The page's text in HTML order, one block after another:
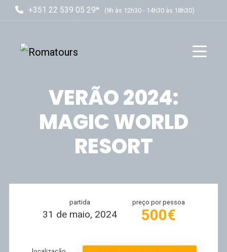
+351 22 539 05 29* (9h às 12h30 - 14h30 às 18h30)
VERÃO 2024:
MAGIC WORLD
RESORT
partida
31 de maio, 2024
preço por pessoa
500€